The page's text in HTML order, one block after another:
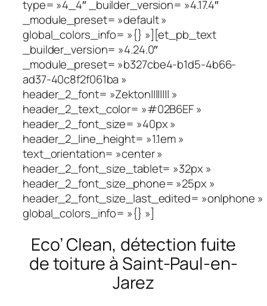
type= »4_4″ _builder_version= »4.17.4″
_module_preset= »default »
global_colors_info= »{} »][et_pb_text
_builder_version= »4.24.0″
_module_preset= »b327cbe4-b1d5-4b66-
ad37-40c8f2f061ba »
header_2_font= »Zekton|||||||| »
header_2_text_color= »#02B6EF »
header_2_font_size= »40px »
header_2_line_height= »1.1em »
text_orientation= »center »
header_2_font_size_tablet= »32px »
header_2_font_size_phone= »25px »
header_2_font_size_last_edited= »on|phone »
global_colors_info= »{} »]
Eco’ Clean, détection fuite
de toiture à Saint-Paul-en-
Jarez